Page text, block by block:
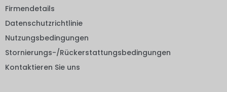
GBP
Firmendetails
Datenschutzrichtlinie
Nutzungsbedingungen
Stornierungs-/Rückerstattungsbedingungen
Kontaktieren Sie uns